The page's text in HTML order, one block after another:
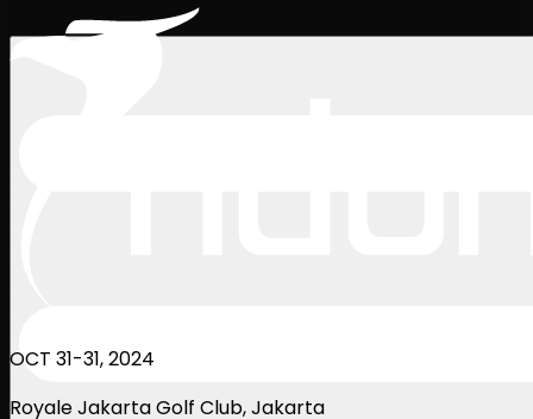
OCT 31-31, 2024
Royale Jakarta Golf Club, Jakarta